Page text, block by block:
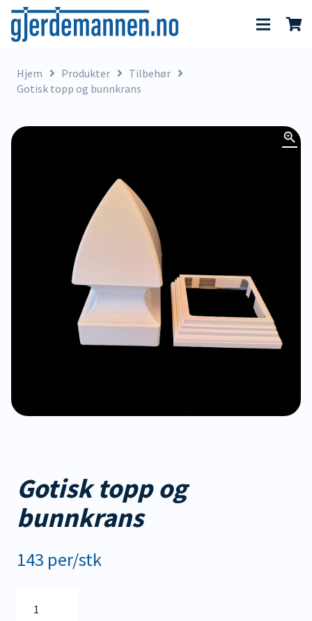
Hjem Produkter
Tilbehør
Gotisk topp og bunnkrans
Gotisk topp og
bunnkrans
143 per/stk
topp